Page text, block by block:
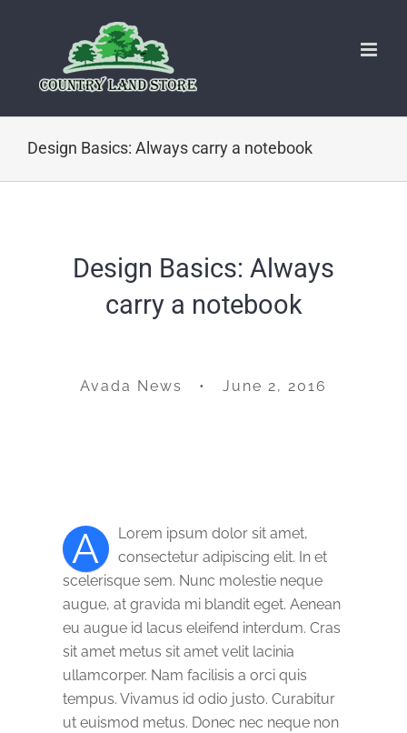
Design Basics: Always carry a notebook
Design Basics: Always
carry a notebook
Avada News • June 2, 2016
A
Lorem ipsum dolor sit amet,
consectetur adipiscing elit. In et
scelerisque sem. Nunc molestie neque
augue, at gravida mi blandit eget. Aenean
eu augue id lacus eleifend interdum. Cras
sit amet metus sit amet velit lacinia
ullamcorper. Nam facilisis a orci quis
tempus. Vivamus id odio justo. Curabitur
ut euismod metus. Donec nec neque non